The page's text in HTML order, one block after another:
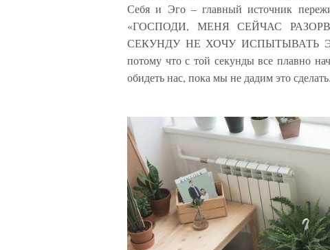
Себя и Эго – главный источник
«ГОСПОДИ, МЕНЯ СЕЙЧАС
СЕКУНДУ НЕ ХОЧУ ИСПЫТЫВАТЬ
потому что с той секунды все плавно
обидеть нас, пока мы не дадим это